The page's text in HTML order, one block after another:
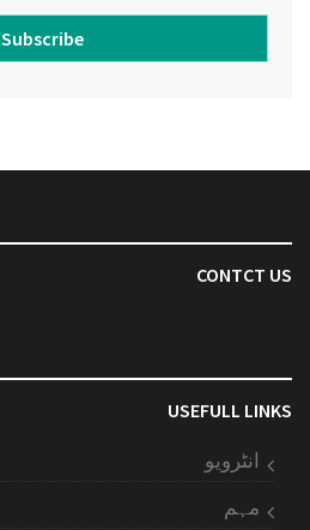
Subscribe
CONTCT US
USEFULL LINKS
انٹرویو
مہم